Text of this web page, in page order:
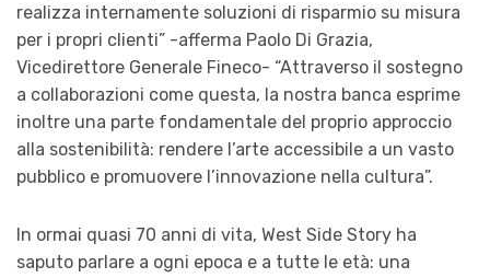
realizza internamente soluzioni di risparmio su misura
per i propri clienti” -afferma Paolo Di Grazia,
Vicedirettore Generale Fineco- “Attraverso il sostegno
a collaborazioni come questa, la nostra banca esprime
inoltre una parte fondamentale del proprio approccio
alla sostenibilità: rendere l’arte accessibile a un vasto
pubblico e promuovere l’innovazione nella cultura”.
In ormai quasi 70 anni di vita, West Side Story ha
saputo parlare a ogni epoca e a tutte le età: una